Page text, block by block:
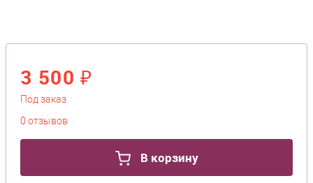
3 500 ₽
Под заказ
0 отзывов
В корзину